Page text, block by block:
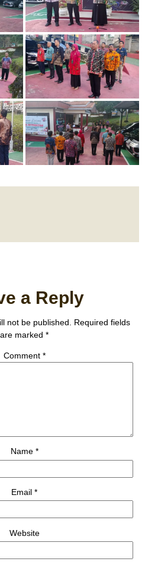
a Reply
not be published.
Required fields
are marked *
Comment *
Name *
Email *
Website